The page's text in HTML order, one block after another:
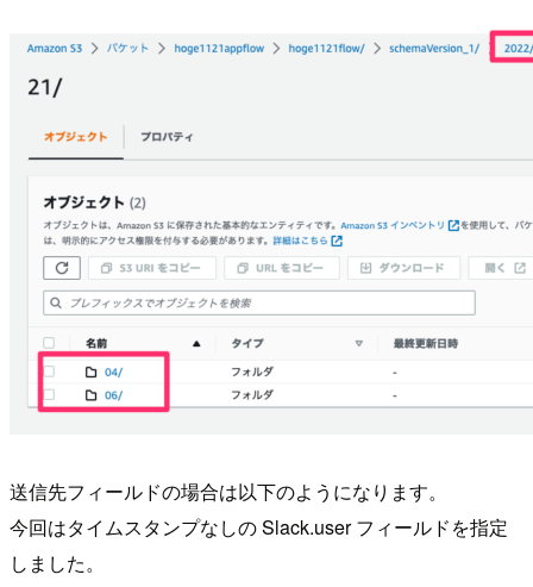
送信先フィールドの場合は以下のようになります。
今回はタイムスタンプなしの Slack.user フィールドを指定
しました。